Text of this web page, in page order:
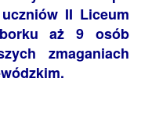
II Liceum
aż 9 osób
zmaganiach